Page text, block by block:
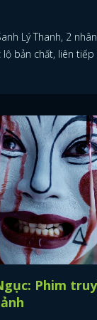
Lý Thanh, 2
lộ bản chất, liên
Phim